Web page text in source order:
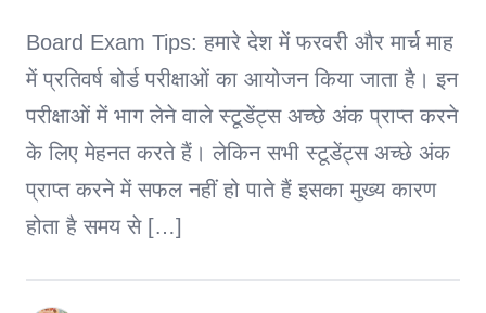
Board Exam Tips: हमारे देश में फरवरी और मार्च माह
में प्रतिवर्ष बोर्ड परीक्षाओं का आयोजन किया जाता है। इन
परीक्षाओं में भाग लेने वाले स्टूडेंट्स अच्छे अंक प्राप्त करने
के लिए मेहनत करते हैं। लेकिन सभी स्टूडेंट्स अच्छे अंक
प्राप्त करने में सफल नहीं हो पाते हैं इसका मुख्य कारण
होता है समय से […]